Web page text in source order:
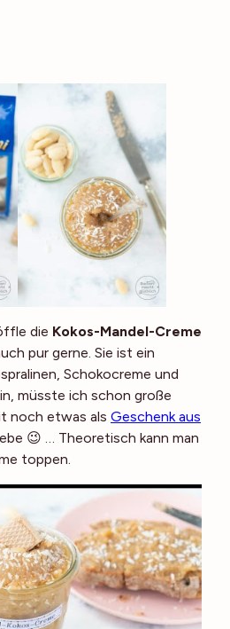
die Kokos-Mandel-Creme
pur gerne. Sie ist ein
Schokocreme und
müsste ich schon große
noch etwas als Geschenk aus
😉 … Theoretisch kann man
toppen.